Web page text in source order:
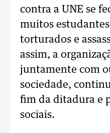
contra a UNE se
muitos
torturados e
assim, a
juntamente com
sociedade,
fim da ditadura e
sociais.